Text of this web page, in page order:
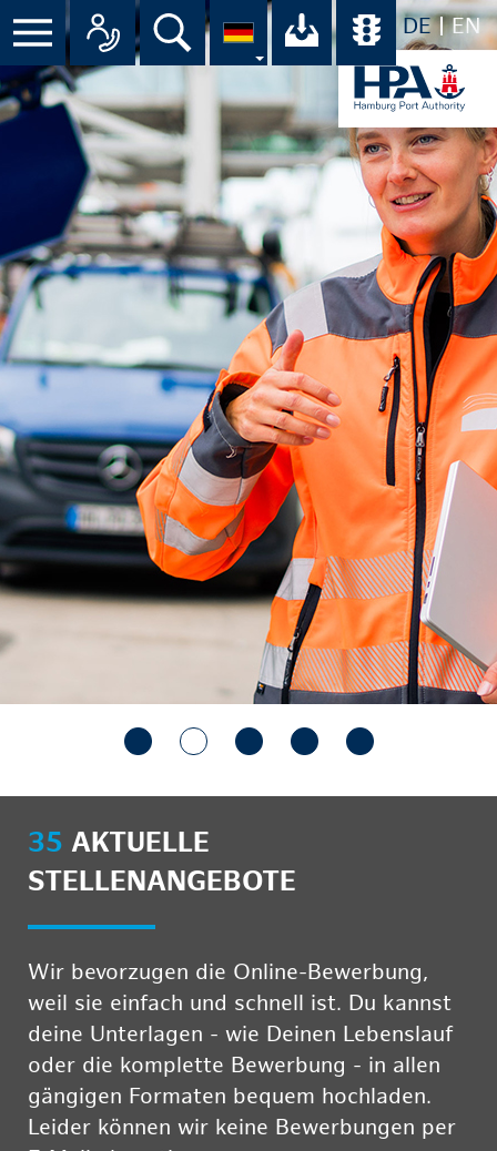
DE EN
Menü Alle Ansprechpartner im
Suche Ihr Download-
35 AKTUELLE
STELLENANGEBOTE
Wir bevorzugen die Online-Bewerbung,
weil sie einfach und schnell ist. Du kannst
deine Unterlagen - wie Deinen Lebenslauf
oder die komplette Bewerbung - in allen
gängigen Formaten bequem hochladen.
Leider können wir keine Bewerbungen per